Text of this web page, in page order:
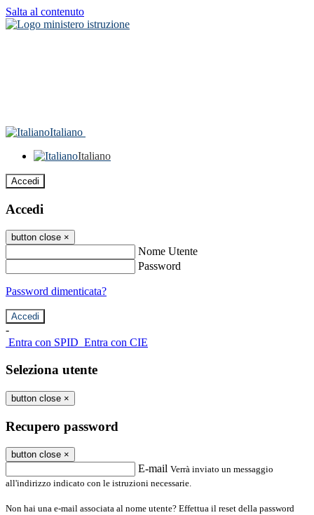
Salta al contenuto
Italiano
Italiano
Accedi
Accedi
button close ×
Nome Utente
Password
Password dimenticata?
-
Entra con SPID Entra con CIE
Seleziona utente
button close ×
Recupero password
button close ×
E-mail Verrà inviato un messaggio
all'indirizzo indicato con le istruzioni necessarie.
Non hai una e-mail associata al nome utente? Effettua il reset della password